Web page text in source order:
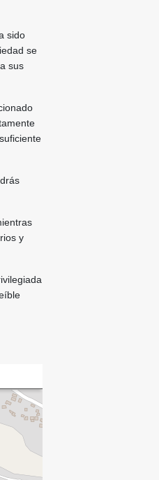
sido
se
sus
y